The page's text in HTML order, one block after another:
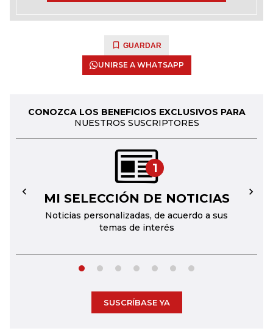
GUARDAR
UNIRSE A WHATSAPP
CONOZCA LOS BENEFICIOS EXCLUSIVOS PARA
NUESTROS SUSCRIPTORES
1
MI SELECCIÓN DE NOTICIAS
Noticias personalizadas, de acuerdo a sus
temas de interés
← →
SUSCRÍBASE YA